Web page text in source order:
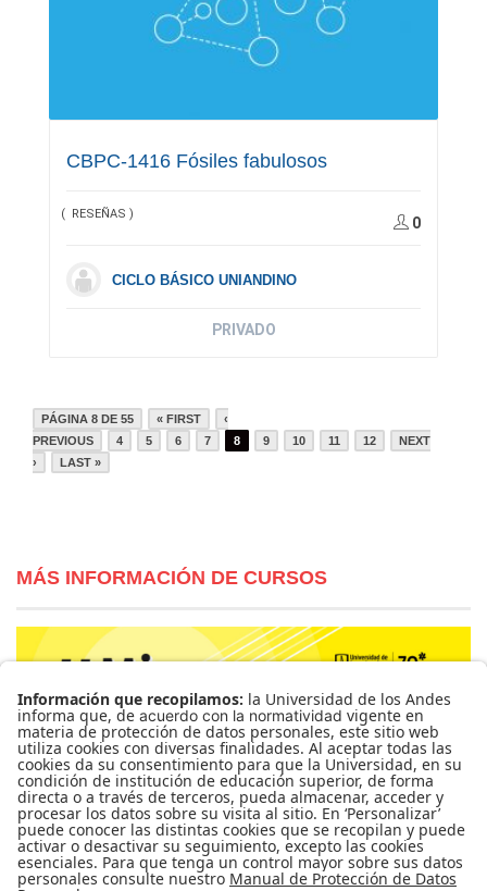
CBPC-1416 Fósiles fabulosos
( RESEÑAS )
0
CICLO BÁSICO UNIANDINO
PRIVADO
PÁGINA 8 DE 55 « FIRST
‹
PREVIOUS
4 5 6 7 8 9 10 11 12
NEXT
›
LAST »
MÁS INFORMACIÓN DE CURSOS
Para más información de cursos, horarios y cupos visite el
Sistema de Información Banner